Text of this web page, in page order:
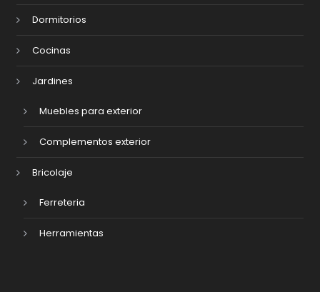
Dormitorios
Cocinas
Jardines
Muebles para exterior
Complementos exterior
Bricolaje
Ferreteria
Herramientas